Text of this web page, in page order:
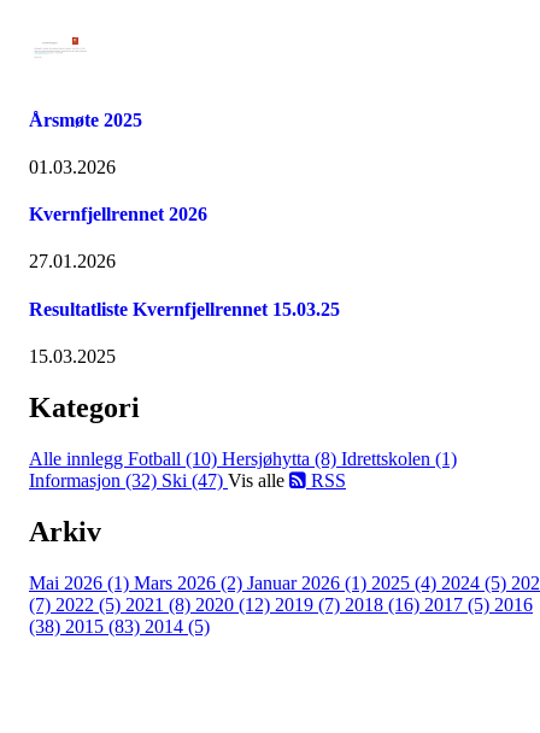
Årsmøte 2025
01.03.2026
Kvernfjellrennet 2026
27.01.2026
Resultatliste Kvernfjellrennet 15.03.25
15.03.2025
Kategori
Alle innlegg Fotball (10) Hersjøhytta (8) Idrettskolen (1)
Informasjon (32) Ski (47) Vis alle RSS
Arkiv
Mai 2026 (1) Mars 2026 (2) Januar 2026 (1) 2025 (4) 2024 (5)
(7) 2022 (5) 2021 (8) 2020 (12) 2019 (7) 2018 (16) 2017 (5) 2016
(38) 2015 (83) 2014 (5)